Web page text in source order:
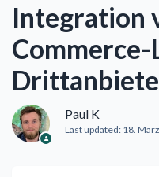
Integration
Commerce-
Paul K
Last updated: 18.